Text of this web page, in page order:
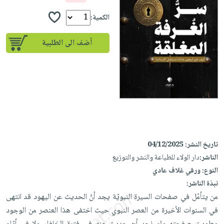
إختياراتنا
كتب
أكاديمية
صندوق
English
books
iKitab
بلا
حدود
أسئلة
تحميل
Android
تحميل
iKitab
على
Apple
أسئلة
يتكرر
طرحها
تحميل
masmu3
Android
Apple
المواضيع
الأكثر
مبيعاً
وسائل
القراءة
تعليمية
الصحة
والعناية
الشخصية
الكل
الشخصية
العناية
وتصفيف
الشعر
العناية
بالجسم
جديد
الكل
أواني
الطهي
أدوات
متجر
الهدايا
أقسام
الكمية:
أضف الى الطلبية
تاريخ النشر:04/12/2025
الناشر:دار الولاء للطباعة والنشر والتوزيع
النوع:ورقي غلاف عادي
نبذة الناشر:
من يتأمّل في صفحات السيرة النبويّة يجد أنّ الحديث عن اليهود قد انتهى
في السنوات الأخيرة من العصر النبوي حيث اختفى هذا العنصر من الوجود